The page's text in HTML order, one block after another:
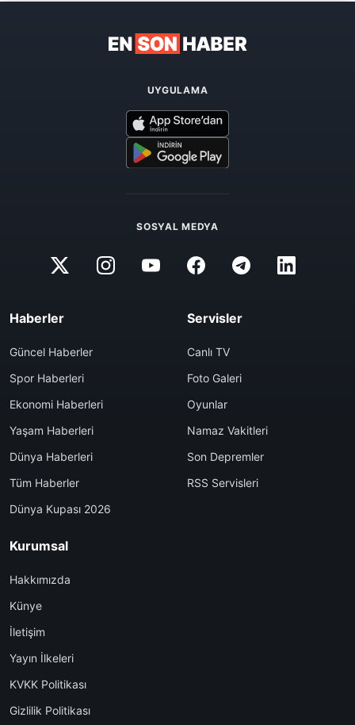
UYGULAMA
SOSYAL MEDYA
Haberler
Güncel Haberler
Spor Haberleri
Ekonomi Haberleri
Yaşam Haberleri
Dünya Haberleri
Tüm Haberler
Dünya Kupası 2026
Servisler
Canlı TV
Foto Galeri
Oyunlar
Namaz Vakitleri
Son Depremler
RSS Servisleri
Kurumsal
Hakkımızda
Künye
İletişim
Yayın İlkeleri
KVKK Politikası
Gizlilik Politikası